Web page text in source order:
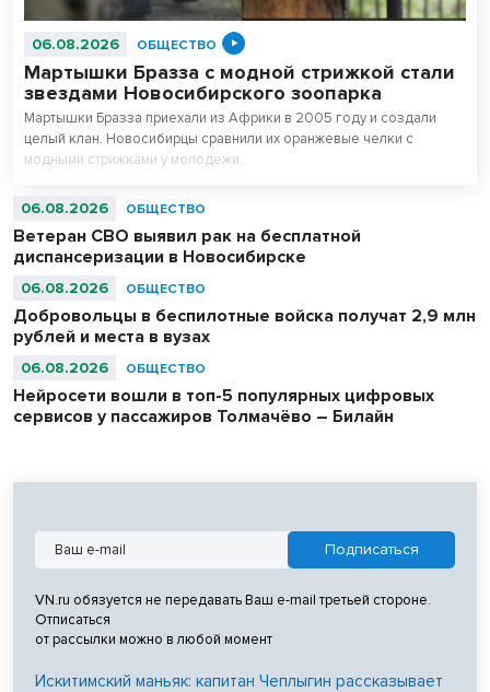
06.08.2026 ОБЩЕСТВО
Мартышки Бразза с модной стрижкой стали
звездами Новосибирского зоопарка
Мартышки Бразза приехали из Африки в 2005 году и создали
целый клан. Новосибирцы сравнили их оранжевые челки с
модными стрижками у молодежи.
06.08.2026 ОБЩЕСТВО
Ветеран СВО выявил рак на бесплатной
диспансеризации в Новосибирске
06.08.2026 ОБЩЕСТВО
Добровольцы в беспилотные войска получат 2,9 млн
рублей и места в вузах
06.08.2026 ОБЩЕСТВО
Нейросети вошли в топ-5 популярных цифровых
сервисов у пассажиров Толмачёво – Билайн
VN.ru обязуется не передавать Ваш e-mail третьей стороне.
Отписаться
от рассылки можно в любой момент
Искитимский маньяк: капитан Чеплыгин рассказывает